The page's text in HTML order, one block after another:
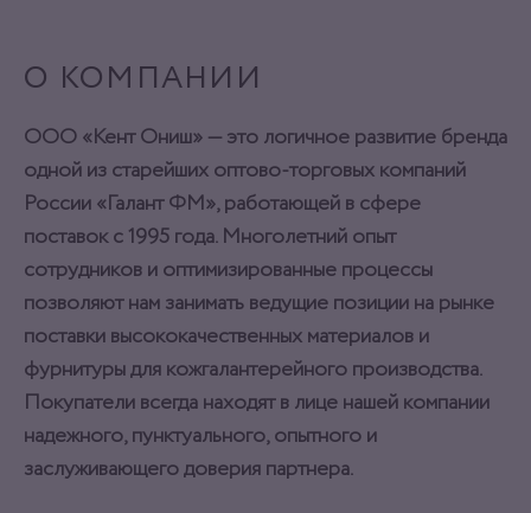
О КОМПАНИИ
ООО «Кент Ониш» — это логичное развитие бренда
одной из старейших оптово-торговых компаний
России «Галант ФМ», работающей в сфере
поставок с 1995 года. Многолетний опыт
сотрудников и оптимизированные процессы
позволяют нам занимать ведущие позиции на рынке
поставки высококачественных материалов и
фурнитуры для кожгалантерейного производства.
Покупатели всегда находят в лице нашей компании
надежного, пунктуального, опытного и
заслуживающего доверия партнера.